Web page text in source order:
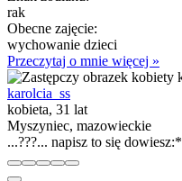
rak
Obecne zajęcie:
wychowanie dzieci
Przeczytaj o mnie więcej »
karolcia_ss
kobieta, 31 lat
Myszyniec, mazowieckie
...???... napisz to się dowiesz:*